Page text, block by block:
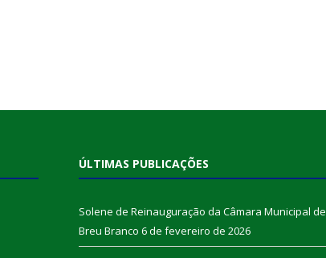
ÚLTIMAS PUBLICAÇÕES
Solene de Reinauguração da Câmara Municipal de
Breu Branco 6 de fevereiro de 2026